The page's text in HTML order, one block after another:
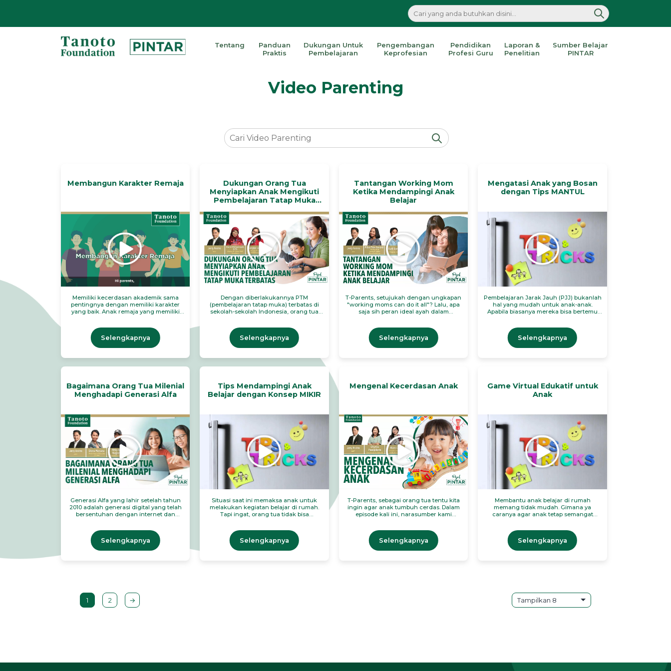
Tentang
Panduan
Praktis
Dukungan Untuk
Pembelajaran
Pengembangan
Keprofesian
Pendidikan
Profesi Guru
Laporan &
Penelitian
Sumber Belajar
PINTAR
Video Parenting
Membangun Karakter Remaja
Memiliki kecerdasan akademik sama
pentingnya dengan memiliki karakter
yang baik. Anak remaja yang memiliki
seperti tantangan belajar. Mau tahu apa
saja tips membangun karakter positif
pada anak remaja? Simak langsung di
Selengkapnya
Dukungan Orang Tua
Menyiapkan Anak Mengikuti
Pembelajaran Tatap Muka
Dengan diberlakukannya PTM
(pembelajaran tatap muka) terbatas di
sekolah-sekolah Indonesia, orang tua
bersekolah dengan aman dan nyaman.
Selengkapnya
Tantangan Working Mom
Ketika Mendampingi Anak
Belajar
T-Parents, setujukah dengan ungkapan
"working moms can do it all"? Lalu, apa
saja sih peran ideal ayah dalam
Selengkapnya
Mengatasi Anak yang Bosan
dengan Tips MANTUL
Pembelajaran Jarak Jauh (PJJ) bukanlah
hal yang mudah untuk anak-anak.
Apabila biasanya mereka bisa bertemu
mereka terpaksa menghabiskan seluruh
waktunya di rumah.
Selengkapnya
Bagaimana Orang Tua Milenial
Menghadapi Generasi Alfa
Generasi Alfa yang lahir setelah tahun
2010 adalah generasi digital yang telah
bersentuhan dengan internet dan
karakter yang berbeda dengan orang
tua mereka.
Selengkapnya
Tips Mendampingi Anak
Belajar dengan Konsep MIKIR
Situasi saat ini memaksa anak untuk
melakukan kegiatan belajar di rumah.
Tapi ingat, orang tua tidak bisa
membantu anak belajar di rumah?
Selengkapnya
Mengenal Kecerdasan Anak
T-Parents, sebagai orang tua tentu kita
ingin agar anak tumbuh cerdas. Dalam
episode kali ini, narasumber kami
Selengkapnya
Game Virtual Edukatif untuk
Anak
Membantu anak belajar di rumah
memang tidak mudah. Gimana ya
caranya agar anak tetap semangat
Selengkapnya
1 2 →